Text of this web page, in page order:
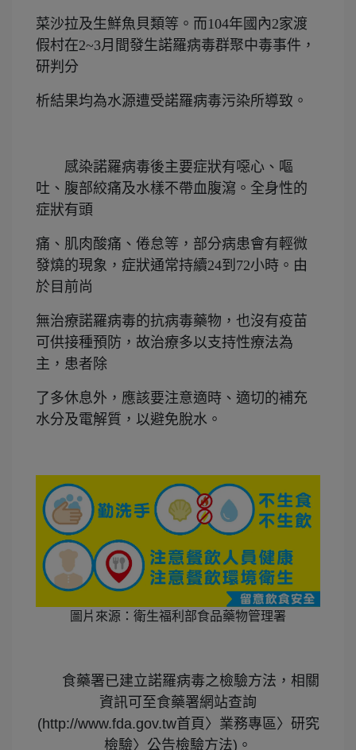
菜沙拉及生鮮魚貝類等。而104年國內2家渡
假村在2~3月間發生諾羅病毒群聚中毒事件，
研判分
析結果均為水源遭受諾羅病毒污染所導致。
感染諾羅病毒後主要症狀有噁心、嘔
吐、腹部絞痛及水樣不帶血腹瀉。全身性的
症狀有頭
痛、 肌肉酸痛、倦怠等，部分病患會有輕微
發燒的現象，症狀通常持續24到72小時。由
於目前尚
無治療諾羅病毒的抗病毒藥物，也沒有疫苗
可供接種預防，故治療多以支持性療法為
主，患者除
了多休息外，應該要注意適時、適切的補充
水分及電解質，以避免脫水。
圖片來源：衛生福利部食品藥物管理署
食藥署已建立諾羅病毒之檢驗方法，相關
資訊可至食藥署網站查詢
(http://www.fda.gov.tw首頁〉業務專區〉研究
檢驗〉公告檢驗方法)。